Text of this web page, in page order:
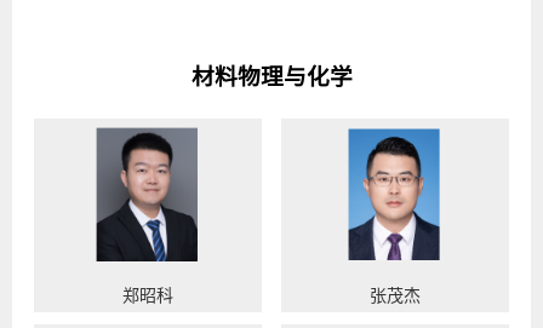
材料物理与化学
郑昭科 张茂杰